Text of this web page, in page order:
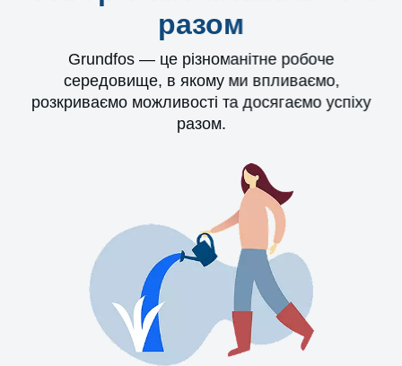
разом
Grundfos — це різноманітне робоче
середовище, в якому ми впливаємо,
розкриваємо можливості та досягаємо успіху
разом.